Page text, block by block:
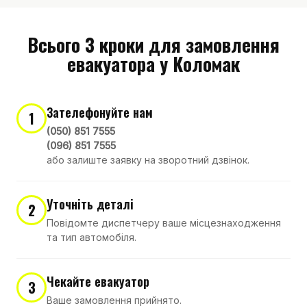
Всього 3 кроки для замовлення
евакуатора у Коломак
1 Зателефонуйте нам
(050) 851 7555
(096) 851 7555
або залиште заявку на зворотний дзвінок.
2 Уточніть деталі
Повідомте диспетчеру ваше місцезнаходження
та тип автомобіля.
3 Чекайте евакуатор
Ваше замовлення прийнято.